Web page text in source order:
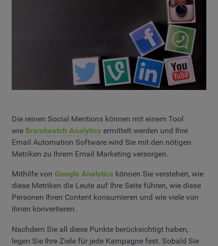
Die reinen Social Mentions können mit einem Tool
wie Brandwatch Analytics ermittelt werden und Ihre
Email Automation Software wird Sie mit den nötigen
Metriken zu Ihrem Email Marketing versorgen.
Mithilfe von Google Analytics können Sie verstehen, wie
diese Metriken die Leute auf Ihre Seite führen, wie diese
Personen Ihren Content konsumieren und wie viele von
ihnen konvertieren.
Nachdem Sie all diese Punkte berücksichtigt haben,
legen Sie Ihre Ziele für jede Kampagne fest. Sobald Sie